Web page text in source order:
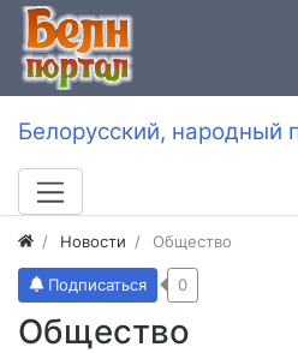
Белорусский, народный
Новости Общество
Общество
Подписаться 0